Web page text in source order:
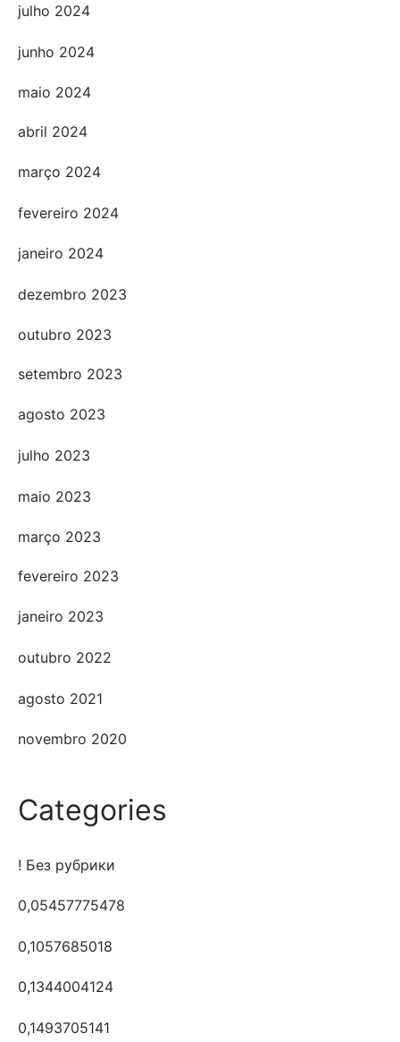
julho 2024
junho 2024
maio 2024
abril 2024
março 2024
fevereiro 2024
janeiro 2024
dezembro 2023
outubro 2023
setembro 2023
agosto 2023
julho 2023
maio 2023
março 2023
fevereiro 2023
janeiro 2023
outubro 2022
agosto 2021
novembro 2020
Categories
! Без рубрики
0,05457775478
0,1057685018
0,1344004124
0,1493705141